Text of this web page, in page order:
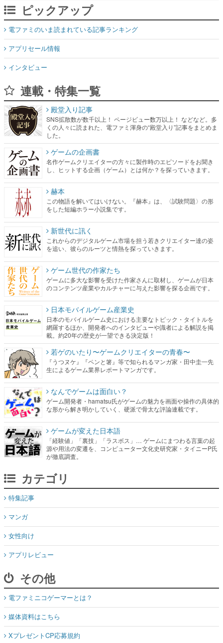
ピックアップ
電ファミのいま読まれている記事ランキング
アプリセール情報
インタビュー
連載・特集一覧
殿堂入り記事
SNS拡散数が数千以上！ ページビュー数万以上！ などなど。多
くの人々に読まれた、電ファミ渾身の“殿堂入り”記事をまとめま
した。
ゲームの企画書
名作ゲームクリエイターの方々に製作時のエピソードをお聞き
し、ヒットする企画（ゲーム）とは何か？を探っていきます。
赫本
この物語を解いてはいけない。『赫本』は、〈試験問題〉の形
をした短編ホラー小説集です。
新世代に訊く
これからのデジタルゲーム市場を担う若きクリエイター達の姿
を追い、彼らのルーツと情熱を探っていきます。
ゲーム世代の作家たち
ゲームに多大な影響を受けた作家さんに取材し、ゲームが日本
のコンテンツ産業やカルチャーに与えた影響を探る企画です。
日本モバイルゲーム産業史
日本のモバイルゲーム史における主要なトピック・タイトルを
網羅するほか、開発者へのインタビューや識者による解説を掲
載。約20年の歴史が一望できる決定版！
若ゲのいたり〜ゲームクリエイターの青春〜
『うつヌケ』『ペンと箸』等で知られるマンガ家・田中圭一先
生によるゲーム業界レポートマンガです。
なんでゲームは面白い？
ゲーム開発者・hamatsu氏がゲームの魅力を画面や操作の具体的
な形から解き明かしていく、硬派で骨太な評論連載です。
ゲームが変えた日本語
「経験値」「裏技」「ラスボス」… ゲームにまつわる言葉の起
源や用法の変遷を、コンピューター文化史研究家・タイニーP氏
が徹底調査。
カテゴリ
特集記事
マンガ
女性向け
アプリレビュー
その他
電ファミニコゲーマーとは？
媒体資料はこちら
XプレゼントCP応募規約